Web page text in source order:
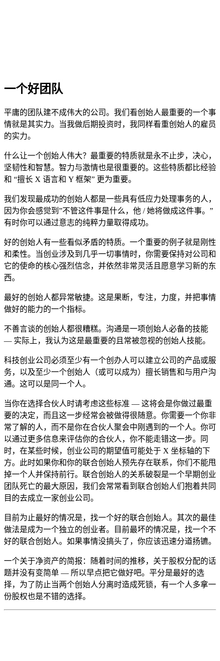
一个好团队
平庸的团队建不成伟大的公司。我们看创始人最重要的一个事
情就是其实力。当我做后期投资时，我同样看重创始人的雇员
的实力。
什么让一个创始人伟大？最重要的特质就是永不止步，决心，
坚韧性和智慧。智力与激情也是很重要的。这些特质都比经验
和 “擅长 X 语言和 Y 框架” 更为重要。
我们发现最成功的创始人都是一些具有低应力处理事务的人，
因为你会感觉到”不管这件事是什么，他 / 她将做成这件事。”
有时你可以通过意志的纯粹力量取得成功。
好的创始人有一些看似矛盾的特质。一个重要的例子就是刚性
和柔性。当创业涉及到几乎一切事情时，你需要保持对公司和
它的使命的核心强烈信念，并依然非常灵活且愿意学习新的东
西。
最好的创始人都异常敏捷。这是果断，专注，力度，并把事情
做好的能力的一个指标。
不善言谈的创始人都很糟糕。沟通是一项创始人必备的技能
— 实际上，我认为这是最重要的且常被忽视的创始人技能。
科技创业公司必须至少有一个创办人可以建立公司的产品或服
务，以及至少一个创始人（或可以成为）擅长销售和与用户沟
通。这可以是同一个人。
当你在选择合伙人时请考虑这些标准 — 这将会是你做过最重
要的决定，而且这一步经常会被做得很随意。你需要一个你非
常了解的人，而不是你在合伙人聚会中刚遇到的一个人。你可
以通过更多信息来评估你的合伙人，你不能走错这一步。同
时，在某些时候，创业公司的期望值可能处于 X 坐标轴的下
方。此时如果你和你的联合创始人预先存在联系，你们不能甩
掉一个人并保持前行。联合创始人的关系破裂是一个早期创业
团队死亡的最大原因，我们会常常看到联合创始人们抱着共同
目的去成立一家创业公司。
目前为止最好的情况是，找一个好的联合创始人。其次的最佳
做法是成为一个独立的创业者。目前最坏的情况是，找一个不
好的联合创始人。如果事情没搞头了，你应该迅速分道扬镳。
一个关于净资产的简报：随着时间的推移，关于股权分配的话
题并没有变简单 — 所以早点把它做好吧。平分是最好的选
择，为了防止当两个创始人分离时造成死锁，有一个人多拿一
份股权也是不错的选择。